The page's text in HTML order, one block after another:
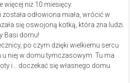
więcej niż 10 miesięcy.
odłowiona miała, wrócić w
się oswojoną kotką, która zna ludzi.
Basi domu!
po czym dzięki wielkiemu sercu
u niej w domu tymczasowym. Tu ma
i… doczekać się własnego domu.